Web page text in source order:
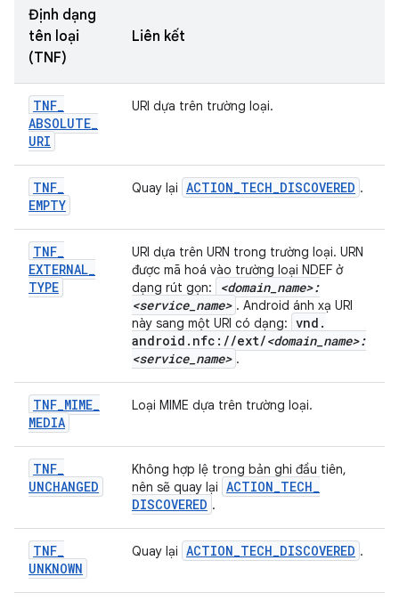
Định dạng
tên loại
(TNF)
Liên kết
TNF_
ABSOLUTE_
URI
URI dựa trên trường loại.
TNF_
EMPTY
Quay lại ACTION_TECH_DISCOVERED .
TNF_
EXTERNAL_
TYPE
URI dựa trên URN trong trường loại. URN
được mã hoá vào trường loại NDEF ở
dạng rút gọn:
<domain_ name>:
<service_ name> . Android ánh xạ URI
này sang một URI có dạng: vnd .
android . nfc: //ext/<domain_ name>:
<service_ name> .
TNF_MIME_
MEDIA
Loại MIME dựa trên trường loại.
TNF_
UNCHANGED
Không hợp lệ trong bản ghi đầu tiên,
nên sẽ quay lại ACTION_TECH_
DISCOVERED .
TNF_
UNKNOWN
Quay lại ACTION_TECH_DISCOVERED .